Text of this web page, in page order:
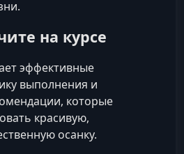
на курсе
эффективные
выполнения и
которые
красивую,
осанку.